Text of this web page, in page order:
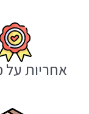
אחריות על